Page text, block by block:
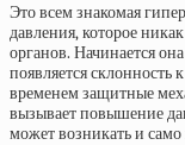
Это всем знакомая
давления, которое
органов. Начинается
появляется
временем защитные
вызывает повышение
может возникать и